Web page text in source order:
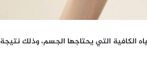
الكافية التي يحتاجها الجسم، وذلك نتيجة